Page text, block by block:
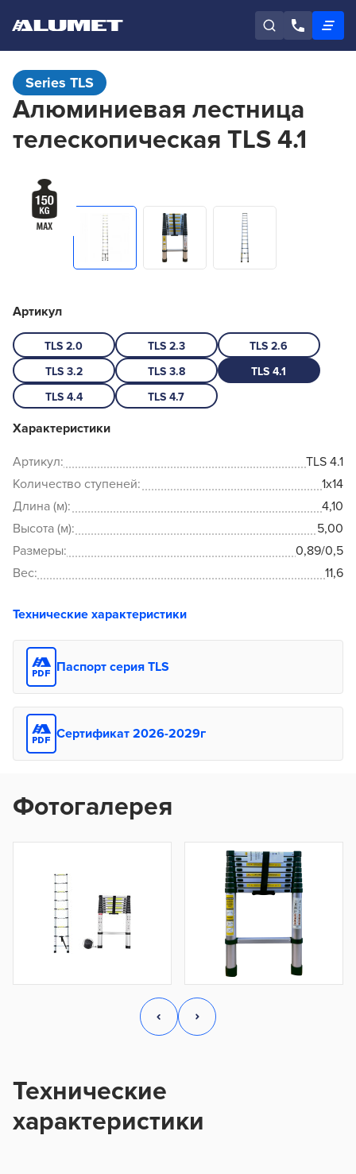
Series TLS
Алюминиевая лестница
телескопическая TLS 4.1
Артикул
TLS 2.0 TLS 2.3
TLS 2.6
TLS 3.2
TLS 3.8
TLS 4.1
TLS 4.4
TLS 4.7
Характеристики
Артикул:
TLS 4.1
Количество ступеней:
1x14
Длина (м):
4,10
Высота (м):
5,00
Размеры:
0,89/0,5
Вес:
11,6
Технические характеристики
Паспорт серия TLS
Сертификат 2026-2029г
Фотогалерея
Технические
характеристики